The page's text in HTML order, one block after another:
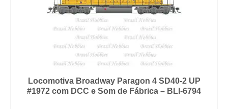
Locomotiva Broadway Paragon 4 SD40-2 UP
#1972 com DCC e Som de Fábrica – BLI-6794